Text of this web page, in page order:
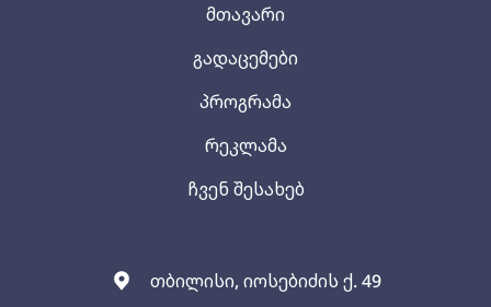
თბილისი, იოსებიძის ქ. 49
მთავარი
გადაცემები
პროგრამა
რეკლამა
ჩვენ შესახებ